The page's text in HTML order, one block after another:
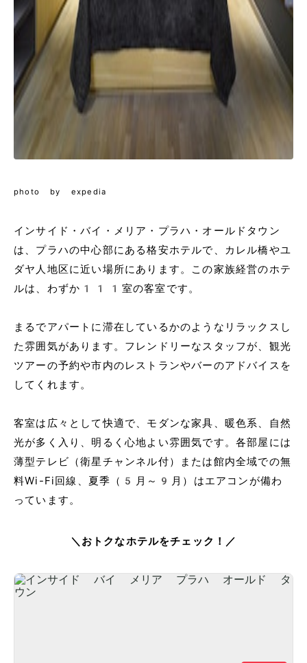
photo by expedia
インサイド・バイ・メリア・プラハ・オールドタウン
は、プラハの中心部にある格安ホテルで、カレル橋やユ
ダヤ人地区に近い場所にあります。この家族経営のホテ
ルは、わずか111室の客室です。
まるでアパートに滞在しているかのようなリラックスし
た雰囲気があります。フレンドリーなスタッフが、観光
ツアーの予約や市内のレストランやバーのアドバイスを
してくれます。
客室は広々として快適で、モダンな家具、暖色系、自然
光が多く入り、明るく心地よい雰囲気です。各部屋には
薄型テレビ（衛星チャンネル付）または館内全域での無
料Wi-Fi回線、夏季（5月～9月）はエアコンが備わ
っています。
＼おトクなホテルをチェック！／